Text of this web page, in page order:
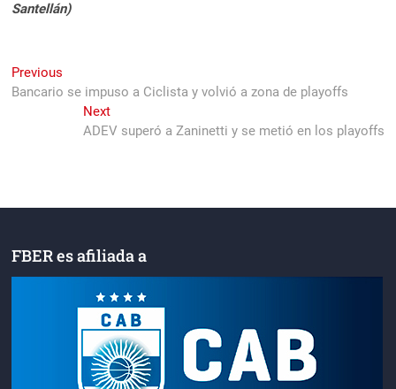
Santellán)
Navegación
de
Previous
post:
Bancario se impuso a Ciclista y volvió a zona de playoffs
NextNext
post:
ADEV superó a Zaninetti y se metió en los playoffs
FBER es afiliada a